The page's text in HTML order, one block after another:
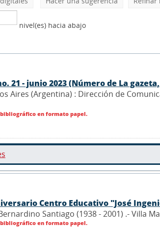
nivel(es) hacia abajo
21 - junio 2023 (Número de La
Aires (Argentina) : Dirección de
en formato papel.
Centro Educativo "José
Santiago (1938 - 2001) .- Villa
en formato papel.